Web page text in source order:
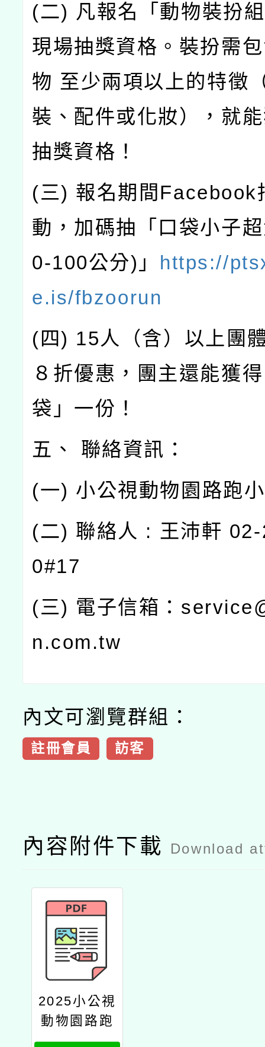
(二) 凡報名「動物裝扮
現場抽獎資格。裝扮需
物 至少兩項以上的特徵
裝、配件或化妝），就
抽獎資格！
(三) 報名期間Facebook
動，加碼抽「口袋小子
0-100公分)」 https://
e.is/fbzoorun
(四) 15人（含）以上團
８折優惠，團主還能獲
袋」一份！
五、 聯絡資訊：
(一) 小公視動物園路跑
(二) 聯絡人 : 王沛軒
0#17
(三) 電子信箱：
n.com.tw
內文可瀏覽群組：
註冊會員 訪客
內容附件下載 Download
2025小公視
動物園路跑